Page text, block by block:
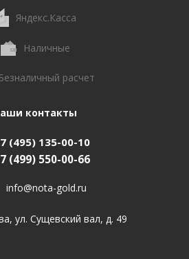
Яндекс.Касса
Наличные
Безналичный расчет
контакты
(495) 135-00-10
(499) 550-00-66
info@nota-gold.ru
ул. Сущевский вал, д. 49